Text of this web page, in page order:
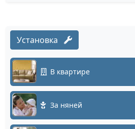
Установка
В квартире
За няней